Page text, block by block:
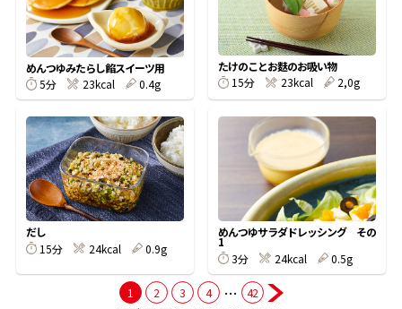
商品情報一覧
おすすめサイト
新鮮一番
氷熟®︎
だしパック
めんつゆみたらし餡スイーツ用
5分
23kcal 0.4g
たけのことお麩のお吸い物
15分
23kcal 2,0g
だし
15分
24kcal 0.9g
めんつゆサラダドレッシング その
1
3分
24kcal 0.5g
1 2 3 4 … 42